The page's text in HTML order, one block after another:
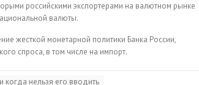
российскими экспортерами на валютном рынке
валюты.
жесткой монетарной политики Банка России,
спроса, в том числе на импорт.
когда нельзя его вводить